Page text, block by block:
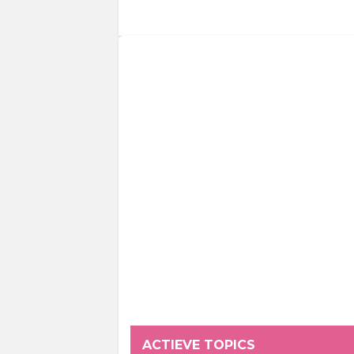
ACTIEVE TOPICS